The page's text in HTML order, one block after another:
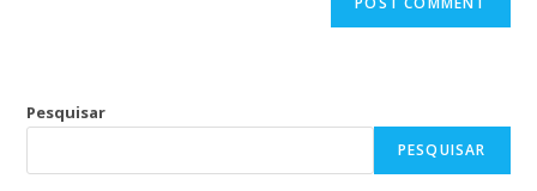
Pesquisar
PESQUISAR